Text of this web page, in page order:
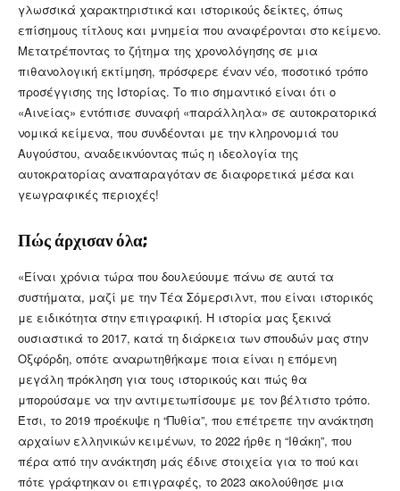
γλωσσικά χαρακτηριστικά και ιστορικούς δείκτες, όπως
επίσημους τίτλους και μνημεία που αναφέρονται στο κείμενο.
Μετατρέποντας το ζήτημα της χρονολόγησης σε μια
πιθανολογική εκτίμηση, πρόσφερε έναν νέο, ποσοτικό τρόπο
προσέγγισης της Ιστορίας. Το πιο σημαντικό είναι ότι ο
«Αινείας» εντόπισε συναφή «παράλληλα» σε αυτοκρατορικά
νομικά κείμενα, που συνδέονται με την κληρονομιά του
Αυγούστου, αναδεικνύοντας πώς η ιδεολογία της
αυτοκρατορίας αναπαραγόταν σε διαφορετικά μέσα και
γεωγραφικές περιοχές!
Πώς άρχισαν όλα;
«Είναι χρόνια τώρα που δουλεύουμε πάνω σε αυτά τα
συστήματα, μαζί με την Τέα Σόμερσιλντ, που είναι ιστορικός
με ειδικότητα στην επιγραφική. Η ιστορία μας ξεκινά
ουσιαστικά το 2017, κατά τη διάρκεια των σπουδών μας στην
Οξφόρδη, οπότε αναρωτηθήκαμε ποια είναι η επόμενη
μεγάλη πρόκληση για τους ιστορικούς και πώς θα
μπορούσαμε να την αντιμετωπίσουμε με τον βέλτιστο τρόπο.
Έτσι, το 2019 προέκυψε η “Πυθία”, που επέτρεπε την ανάκτηση
αρχαίων ελληνικών κειμένων, το 2022 ήρθε η “Ιθάκη”, που
πέρα από την ανάκτηση μάς έδινε στοιχεία για το πού και
πότε γράφτηκαν οι επιγραφές, το 2023 ακολούθησε μια